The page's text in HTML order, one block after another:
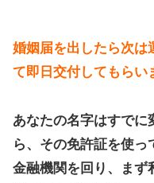
婚姻届を出したら次は
て即日交付してもらい
あなたの名字はすでに
ら、その免許証を使っ
金融機関を回り、まず